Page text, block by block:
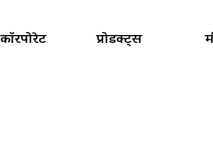
कॉरपोरेट प्रोडक्ट्स